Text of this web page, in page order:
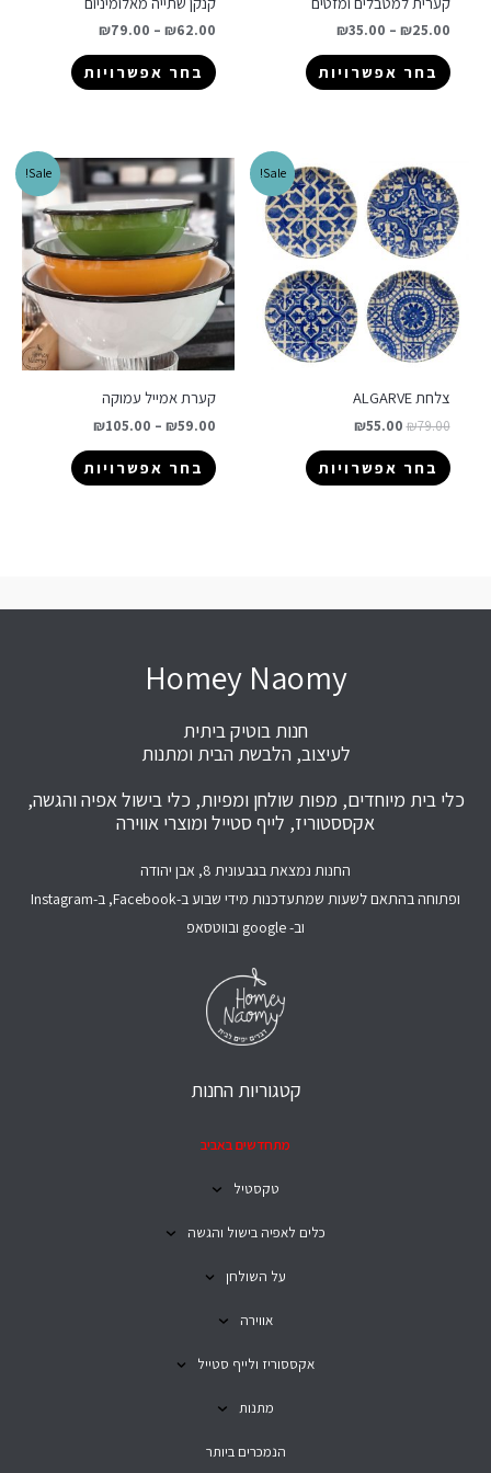
₪25.00
–
₪35.00
בחר אפשרויות
₪62.00
–
₪79.00
בחר אפשרויות
Sale!
צלחת ALGARVE
₪79.00
₪55.00
בחר אפשרויות
Sale!
קערת אמייל עמוקה
₪59.00
–
₪105.00
בחר אפשרויות
Homey Naomy
חנות בוטיק ביתית
לעיצוב, הלבשת הבית ומתנות
כלי בית מיוחדים, מפות שולחן ומפיות, כלי בישול אפיה והגשה,
אקססטוריז, לייף סטייל ומוצרי אווירה
החנות נמצאת בגבעונית 8, אבן יהודה
ופתוחה בהתאם לשעות שמתעדכנות מידי שבוע ב-Facebook, ב-Instagram
וב- google ובווטסאפ
קטגוריות החנות
מתחדשים באביב
טקסטיל
כלים לאפיה בישול והגשה
על השולחן
אווירה
אקססוריז ולייף סטייל
מתנות
הנמכרים ביותר